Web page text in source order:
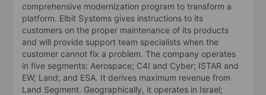
comprehensive modernization program to transform a
platform. Elbit Systems gives instructions to its
customers on the proper maintenance of its products
and will provide support team specialists when the
customer cannot fix a problem. The company operates
in five segments: Aerospace; C4I and Cyber; ISTAR and
EW; Land; and ESA. It derives maximum revenue from
Land Segment. Geographically, it operates in Israel;